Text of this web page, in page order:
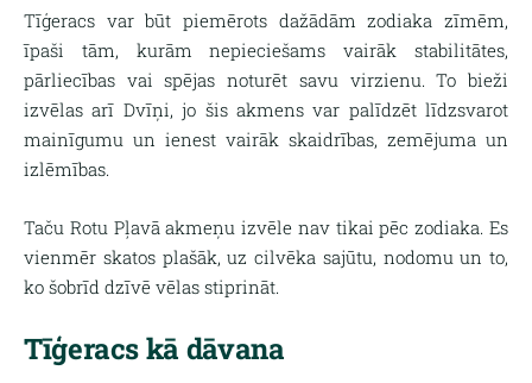
Tīģeracs var būt piemērots dažādām zodiaka zīmēm,
īpaši tām, kurām nepieciešams vairāk stabilitātes,
pārliecības vai spējas noturēt savu virzienu. To bieži
izvēlas arī Dvīņi, jo šis akmens var palīdzēt līdzsvarot
mainīgumu un ienest vairāk skaidrības, zemējuma un
izlēmības.
Taču Rotu Pļavā akmeņu izvēle nav tikai pēc zodiaka. Es
vienmēr skatos plašāk, uz cilvēka sajūtu, nodomu un to,
ko šobrīd dzīvē vēlas stiprināt.
Tīģeracs kā dāvana